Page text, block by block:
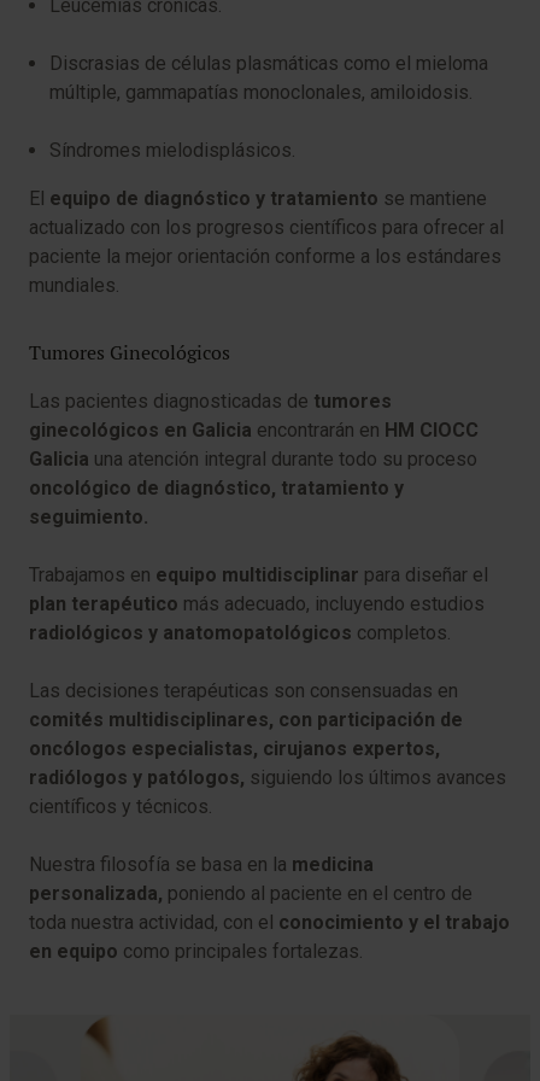
Leucemias crónicas.
Discrasias de células plasmáticas como el mieloma
múltiple, gammapatías monoclonales, amiloidosis.
Síndromes mielodisplásicos.
El equipo de diagnóstico y tratamiento se mantiene
actualizado con los progresos científicos para ofrecer al
paciente la mejor orientación conforme a los estándares
mundiales.
Tumores Ginecológicos
Las pacientes diagnosticadas de tumores
ginecológicos en Galicia encontrarán en HM CIOCC
Galicia una atención integral durante todo su proceso
oncológico de diagnóstico, tratamiento y
seguimiento.
Trabajamos en equipo multidisciplinar para diseñar el
plan terapéutico más adecuado, incluyendo estudios
radiológicos y anatomopatológicos completos.
Las decisiones terapéuticas son consensuadas en
comités multidisciplinares, con participación de
oncólogos especialistas, cirujanos expertos,
radiólogos y patólogos, siguiendo los últimos avances
científicos y técnicos.
Nuestra filosofía se basa en la medicina
personalizada, poniendo al paciente en el centro de
toda nuestra actividad, con el conocimiento y el trabajo
en equipo como principales fortalezas.